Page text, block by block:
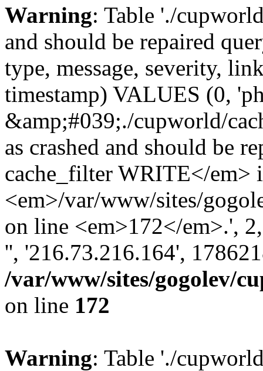
Warning: Table './
and should be repaired
type, message, severity,
timestamp) VALUES (0,
&amp;#039;./cupworld/
as crashed and should be
cache_filter WRITE</em>
<em>/var/www/sites/
on line <em>172</em>.',
'', '216.73.216.164',
/var/www/sites/gogolev/
on line 172
Warning: Table './